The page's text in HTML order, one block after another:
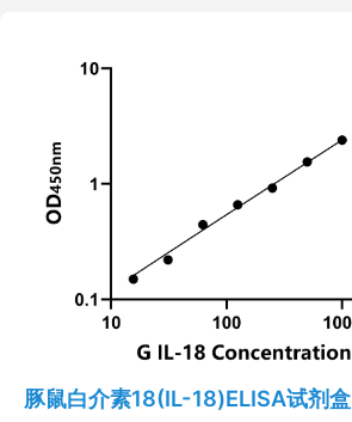
豚鼠白介素18(IL-18)ELISA试剂盒